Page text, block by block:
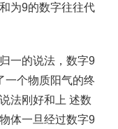
为9的数字往往代
一的说法，数字9
一个物质阳气的终
法刚好和上 述数
体一旦经过数字9